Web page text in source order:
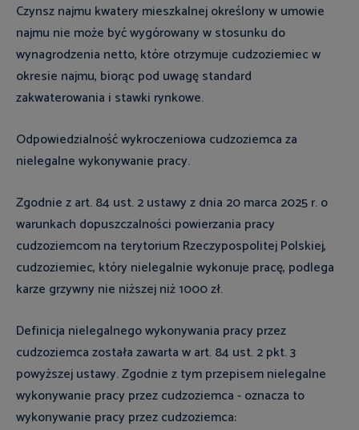
Czynsz najmu kwatery mieszkalnej określony w umowie
najmu nie może być wygórowany w stosunku do
wynagrodzenia netto, które otrzymuje cudzoziemiec w
okresie najmu, biorąc pod uwagę standard
zakwaterowania i stawki rynkowe.
Odpowiedzialność wykroczeniowa cudzoziemca za
nielegalne wykonywanie pracy.
Zgodnie z art. 84 ust. 2 ustawy z dnia 20 marca 2025 r. o
warunkach dopuszczalności powierzania pracy
cudzoziemcom na terytorium Rzeczypospolitej Polskiej,
cudzoziemiec, który nielegalnie wykonuje pracę, podlega
karze grzywny nie niższej niż 1000 zł.
Definicja nielegalnego wykonywania pracy przez
cudzoziemca została zawarta w art. 84 ust. 2 pkt. 3
powyższej ustawy. Zgodnie z tym przepisem nielegalne
wykonywanie pracy przez cudzoziemca - oznacza to
wykonywanie pracy przez cudzoziemca: